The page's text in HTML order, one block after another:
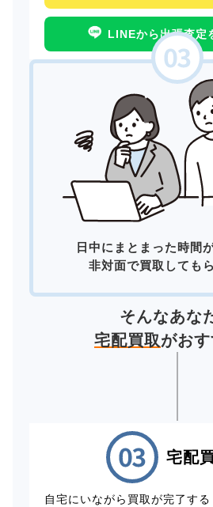
LINEから出張査定
日中にまとまった時間
非対面で買取しても
そんなあな
宅配買取がおす
宅配
自宅にいながら買取が完了す